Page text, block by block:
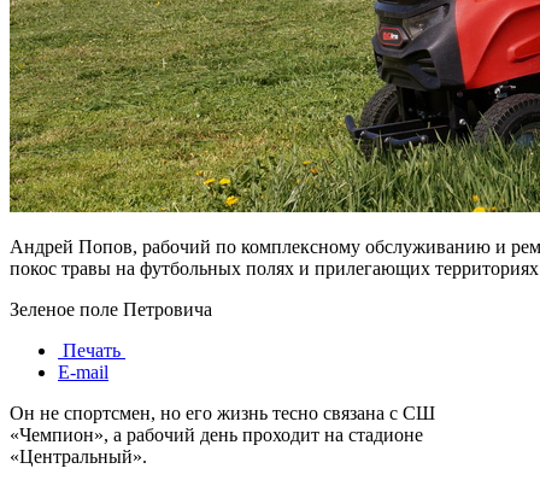
Андрей Попов, рабочий по комплексному обслуживанию и
покос травы на футбольных полях и прилегающих
Зеленое поле Петровича
Печать
E-mail
Он не спортсмен, но его жизнь тесно связана с СШ
«Чемпион», а рабочий день проходит на стадионе
«Центральный».